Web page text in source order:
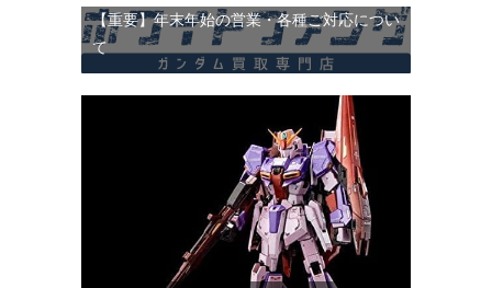
【重要】年末年始の営業・各種ご対応につい
て